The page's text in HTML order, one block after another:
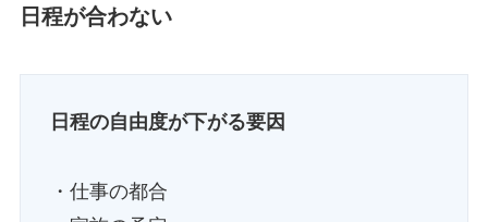
日程が合わない
日程の自由度が下がる要因
・仕事の都合